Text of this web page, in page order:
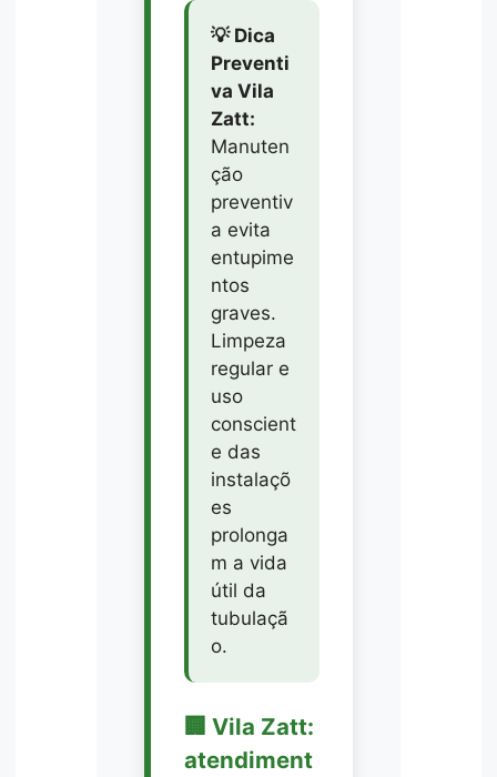
💡 Dica
Preventi
va Vila
Zatt:
Manuten
ção
preventiv
a evita
entupime
ntos
graves.
Limpeza
regular e
uso
conscient
e das
instalaçõ
es
prolonga
m a vida
útil da
tubulaçã
o.
🏢 Vila Zatt:
atendiment